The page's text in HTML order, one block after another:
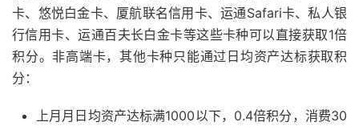
卡、悠悦白金卡、厦航联名信用卡、运通Safari卡、私人银
行信用卡、运通百夫长白金卡等这些卡种可以直接获取1倍
积分。非高端卡，其他卡种只能通过日均资产达标获取积
分：
上月月日均资产达标满1000以下，0.4倍积分，消费30